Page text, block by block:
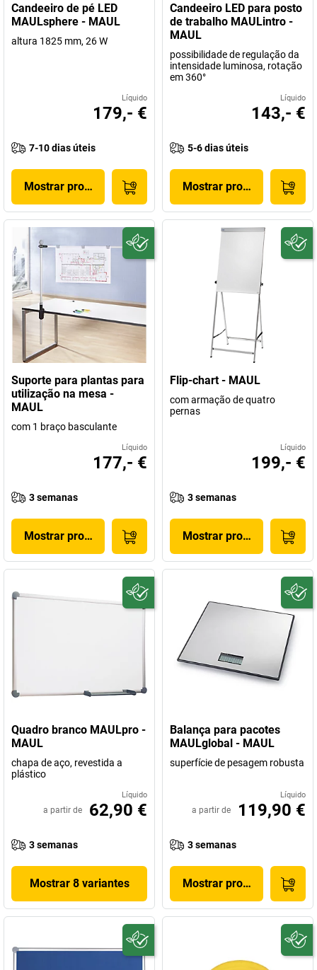
Candeeiro de pé LED
MAULsphere - MAUL
altura 1825 mm, 26 W
Líquido
179,- €
7-10 dias úteis
Mostrar produto
Candeeiro LED para posto
de trabalho MAULintro -
MAUL
possibilidade de regulação da
intensidade luminosa, rotação
em 360°
Líquido
143,- €
5-6 dias úteis
Mostrar produto
Suporte para plantas para
utilização na mesa -
MAUL
com 1 braço basculante
Líquido
177,- €
3 semanas
Mostrar produto
Flip-chart - MAUL
com armação de quatro
pernas
Líquido
199,- €
3 semanas
Mostrar produto
Quadro branco MAULpro -
MAUL
chapa de aço, revestida a
plástico
Líquido
a partir de 62,90 €
3 semanas
Mostrar 8 variantes
Balança para pacotes
MAULglobal - MAUL
superfície de pesagem robusta
Líquido
a partir de 119,90 €
3 semanas
Mostrar produto